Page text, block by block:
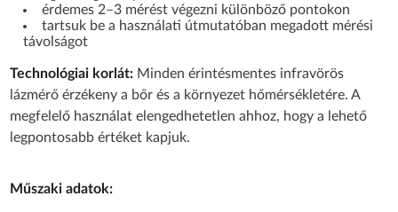
érdemes 2–3 mérést végezni különböző pontokon
tartsuk be a használati útmutatóban megadott mérési
távolságot
Technológiai korlát: Minden érintésmentes infravörös
lázmérő érzékeny a bőr és a környezet hőmérsékletére. A
megfelelő használat elengedhetetlen ahhoz, hogy a lehető
legpontosabb értéket kapjuk.
Műszaki adatok: